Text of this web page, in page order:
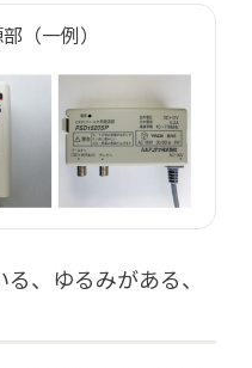
（一例）
、ゆるみがある、